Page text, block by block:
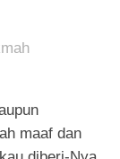
maaf dan